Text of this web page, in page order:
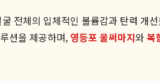
전체의 입체적인 볼륨감과 탄력 개
션을 제공하며, 영등포 울써마지와 복